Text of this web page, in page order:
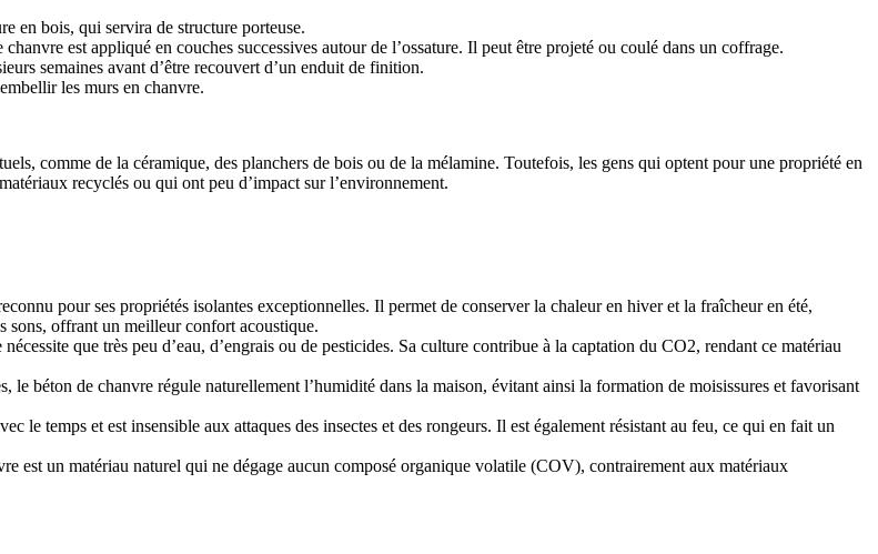
en bois, qui servira de structure porteuse.
chanvre est appliqué en couches successives autour de l’ossature. Il peut être projeté ou coulé dans un coffrage.
semaines avant d’être recouvert d’un enduit de finition.
les murs en chanvre.
comme de la céramique, des planchers de bois ou de la mélamine. Toutefois, les gens qui optent pour une propriété en
recyclés ou qui ont peu d’impact sur l’environnement.
pour ses propriétés isolantes exceptionnelles. Il permet de conserver la chaleur en hiver et la fraîcheur en été,
sons, offrant un meilleur confort acoustique.
que très peu d’eau, d’engrais ou de pesticides. Sa culture contribue à la captation du CO2, rendant ce matériau
le béton de chanvre régule naturellement l’humidité dans la maison, évitant ainsi la formation de moisissures et favorisant
le temps et est insensible aux attaques des insectes et des rongeurs. Il est également résistant au feu, ce qui en fait un
est un matériau naturel qui ne dégage aucun composé organique volatile (COV), contrairement aux matériaux